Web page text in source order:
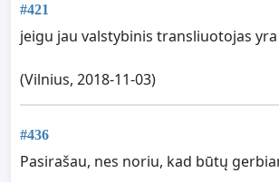
#421
jeigu jau valstybinis transliuotojas
(Vilnius, 2018-11-03)
#436
Pasirašau, nes noriu, kad būtų